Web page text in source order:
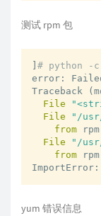
测试 rpm 包
] # python -
error:
Traceback
File
File
"/
from
File
"/
from
yum 错误信息